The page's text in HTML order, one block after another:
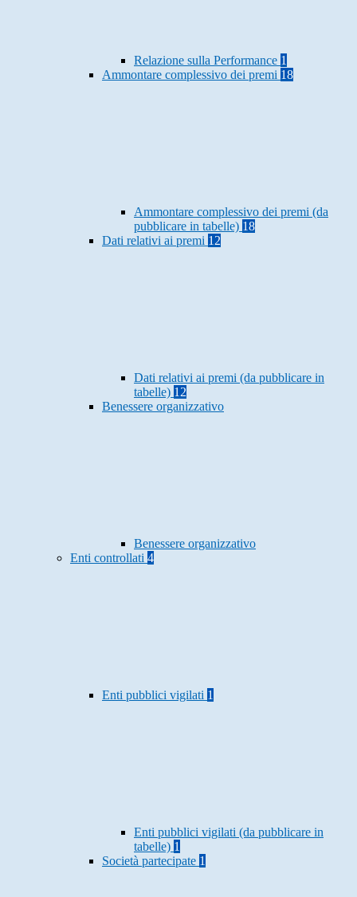
Relazione sulla Performance 1
Ammontare complessivo dei premi 18
Ammontare complessivo dei premi (da
pubblicare in tabelle) 18
Dati relativi ai premi 12
Dati relativi ai premi (da pubblicare in
tabelle) 12
Benessere organizzativo
Benessere organizzativo
Enti controllati 4
Enti pubblici vigilati 1
Enti pubblici vigilati (da pubblicare in
tabelle) 1
Società partecipate 1